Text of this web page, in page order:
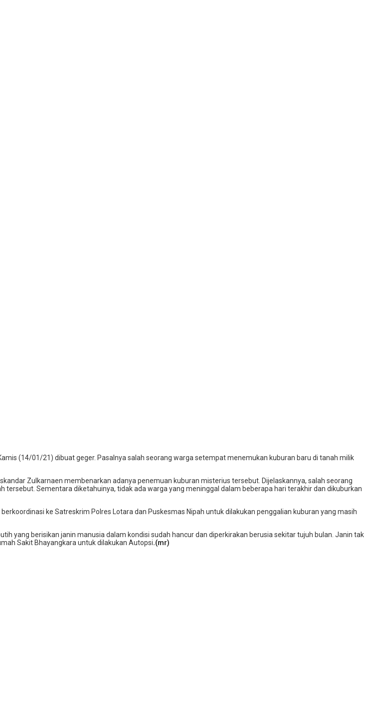
(14/01/21) dibuat geger. Pasalnya salah seorang warga setempat menemukan kuburan baru di tanah milik
Zulkarnaen membenarkan adanya penemuan kuburan misterius tersebut. Dijelaskannya, salah seorang
Sementara diketahuinya, tidak ada warga yang meninggal dalam beberapa hari terakhir dan dikuburkan
ke Satreskrim Polres Lotara dan Puskesmas Nipah untuk dilakukan penggalian kuburan yang masih
yang berisikan janin manusia dalam kondisi sudah hancur dan diperkirakan berusia sekitar tujuh bulan. Janin tak
Sakit Bhayangkara untuk dilakukan Autopsi.(mr)